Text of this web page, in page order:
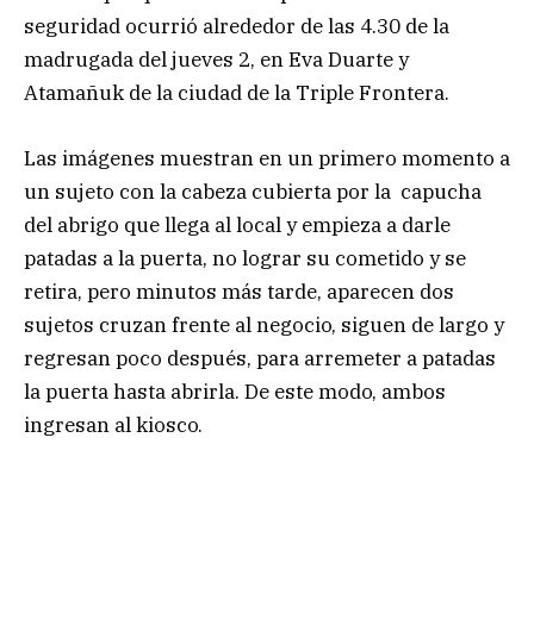
seguridad ocurrió alrededor de las 4.30 de la
madrugada del jueves 2, en Eva Duarte y
Atamañuk de la ciudad de la Triple Frontera.
Las imágenes muestran en un primero momento a
un sujeto con la cabeza cubierta por la capucha
del abrigo que llega al local y empieza a darle
patadas a la puerta, no lograr su cometido y se
retira, pero minutos más tarde, aparecen dos
sujetos cruzan frente al negocio, siguen de largo y
regresan poco después, para arremeter a patadas
la puerta hasta abrirla. De este modo, ambos
ingresan al kiosco.